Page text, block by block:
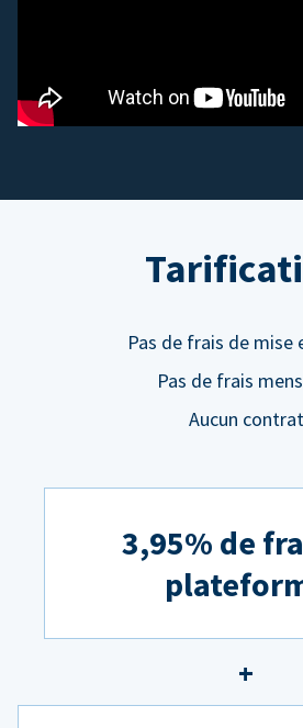
Pas de frais de mise
Pas de frais
Aucun contrat
3,95% de